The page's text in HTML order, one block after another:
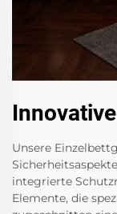
Unsere
integrierte
Elemente, die